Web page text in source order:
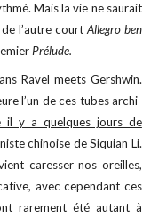
Mais la vie ne saurait
l’autre court Allegro ben
Prélude.
Ravel meets Gershwin.
l’un de ces tubes archi-
il y a quelques jours de
chinoise de Siquian Li.
caresser nos oreilles,
avec cependant ces
rarement été autant à